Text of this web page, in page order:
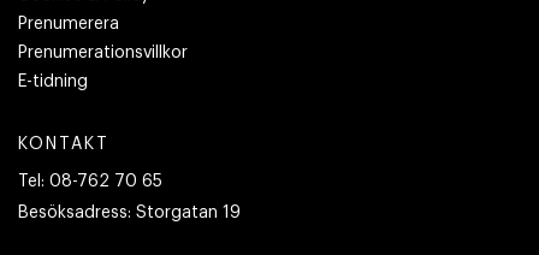
Prenumerera
Prenumerationsvillkor
E-tidning
KONTAKT
Tel: 08-762 70 65
Besöksadress: Storgatan 19